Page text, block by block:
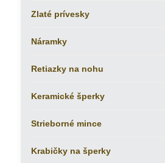
Zlaté prívesky
Náramky
Retiazky na nohu
Keramické šperky
Strieborné mince
Krabičky na šperky